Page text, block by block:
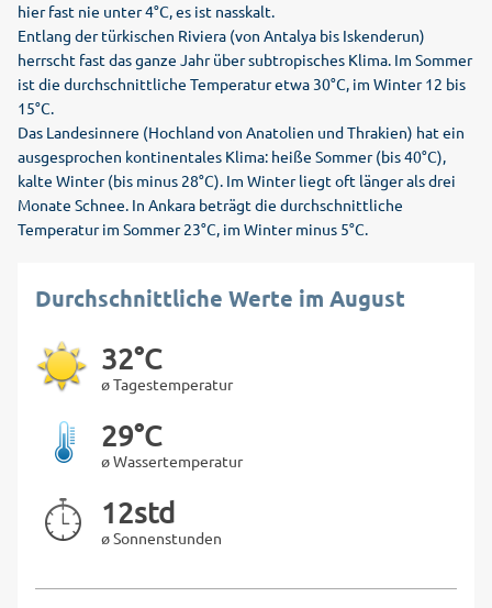
hier fast nie unter 4°C, es ist nasskalt.
Entlang der türkischen Riviera (von Antalya bis Iskenderun)
herrscht fast das ganze Jahr über subtropisches Klima. Im Sommer
ist die durchschnittliche Temperatur etwa 30°C, im Winter 12 bis
15°C.
Das Landesinnere (Hochland von Anatolien und Thrakien) hat ein
ausgesprochen kontinentales Klima: heiße Sommer (bis 40°C),
kalte Winter (bis minus 28°C). Im Winter liegt oft länger als drei
Monate Schnee. In Ankara beträgt die durchschnittliche
Temperatur im Sommer 23°C, im Winter minus 5°C.
Durchschnittliche Werte im August
32°C
ø Tagestemperatur
29°C
ø Wassertemperatur
12std
ø Sonnenstunden